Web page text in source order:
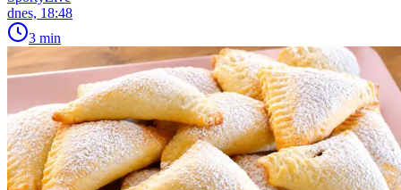
dnes, 18:48
3 min